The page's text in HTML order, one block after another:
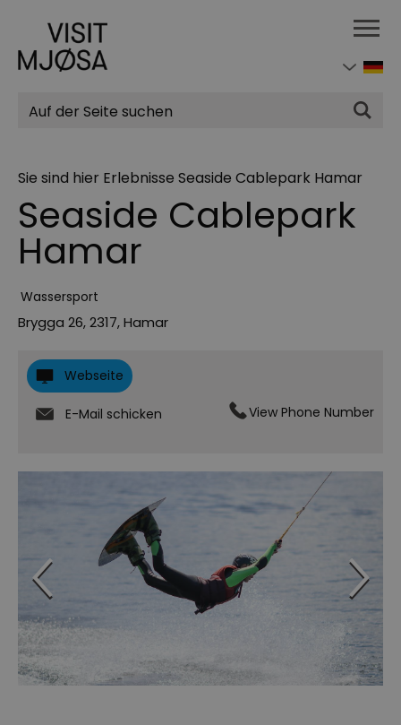
Suchen
Sie sind hier Erlebnisse Seaside Cablepark Hamar
Seaside Cablepark
Hamar
Wassersport
Brygga 26,2317,Hamar
Webseite
E-Mail schicken View Phone Number